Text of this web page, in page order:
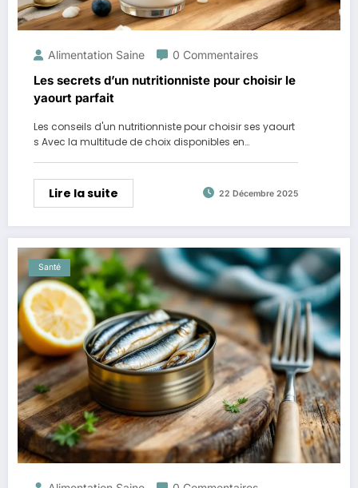
Alimentation Saine 0 Commentaires
Les secrets d’un nutritionniste pour choisir le
yaourt parfait
Les conseils d'un nutritionniste pour choisir ses yaourt
s Avec la multitude de choix disponibles en…
Lire la suite 22 Décembre 2025
Santé